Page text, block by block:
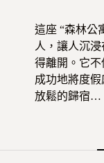
這座 “森林公
人，讓人沉
得離開。它
成功地將度
放鬆的歸宿…